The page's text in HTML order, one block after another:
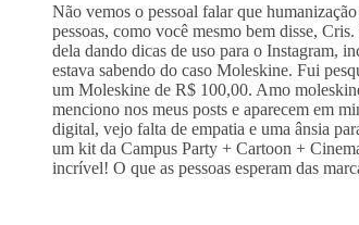
Não vemos o pessoal falar que
pessoas, como você mesmo bem disse,
dela dando dicas de uso para o Instagram,
estava sabendo do caso Moleskine. Fui
um Moleskine de R$ 100,00. Amo
menciono nos meus posts e aparecem em
digital, vejo falta de empatia e uma ânsia
um kit da Campus Party + Cartoon +
incrível! O que as pessoas esperam das